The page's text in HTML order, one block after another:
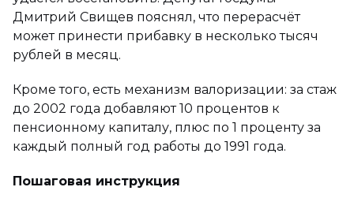
Дмитрий Свищев пояснял, что перерасчёт
может принести прибавку в несколько тысяч
рублей в месяц.
Кроме того, есть механизм валоризации: за стаж
до 2002 года добавляют 10 процентов к
пенсионному капиталу, плюс по 1 проценту за
каждый полный год работы до 1991 года.
Пошаговая инструкция